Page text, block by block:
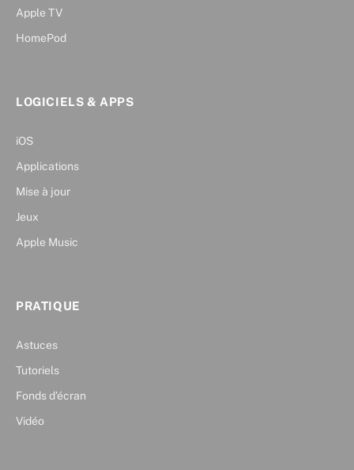
Apple TV
HomePod
LOGICIELS & APPS
iOS
Applications
Mise à jour
Jeux
Apple Music
PRATIQUE
Astuces
Tutoriels
Fonds d’écran
Vidéo